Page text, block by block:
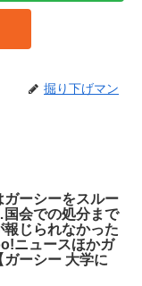
掘り下げマン
ーシーをスルー
会での処分まで
じられなかった
ニュースほかガ
ーシー 大学に